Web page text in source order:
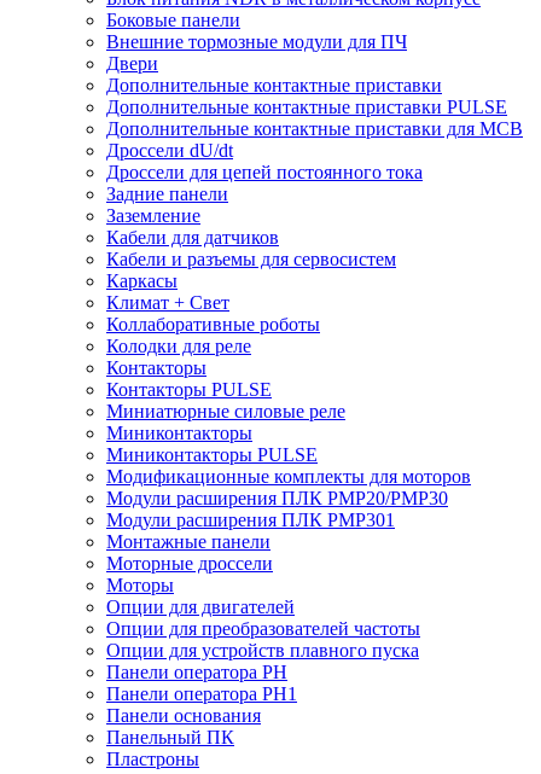
Боковые панели
Внешние тормозные модули для ПЧ
Двери
Дополнительные контактные приставки
Дополнительные контактные приставки PULSE
Дополнительные контактные приставки для MCB
Дроссели dU/dt
Дроссели для цепей постоянного тока
Задние панели
Заземление
Кабели для датчиков
Кабели и разъемы для сервосистем
Каркасы
Климат + Свет
Коллаборативные роботы
Колодки для реле
Контакторы
Контакторы PULSE
Миниатюрные силовые реле
Миниконтакторы
Миниконтакторы PULSE
Модификационные комплекты для моторов
Модули расширения ПЛК PMP20/PMP30
Модули расширения ПЛК PMP301
Монтажные панели
Моторные дроссели
Моторы
Опции для двигателей
Опции для преобразователей частоты
Опции для устройств плавного пуска
Панели оператора PH
Панели оператора PH1
Панели основания
Панельный ПК
Пластроны